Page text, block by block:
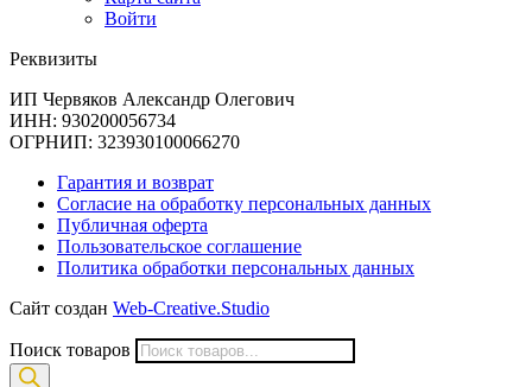
Войти
Реквизиты
ИП Червяков Александр Олегович
ИНН: 930200056734
ОГРНИП: 323930100066270
Гарантия и возврат
Согласие на обработку персональных данных
Публичная оферта
Пользовательское соглашение
Политика обработки персональных данных
Сайт создан Web-Creative.Studio
Поиск товаров